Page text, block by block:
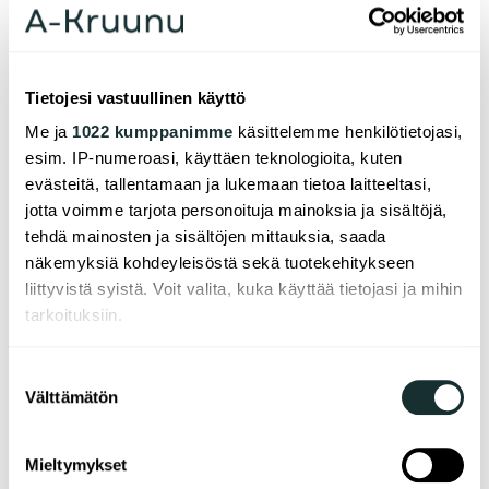
Tietojesi vastuullinen käyttö
Me ja 1022 kumppanimme käsittelemme henkilötietojasi,
esim. IP-numeroasi, käyttäen teknologioita, kuten
evästeitä, tallentamaan ja lukemaan tietoa laitteeltasi,
jotta voimme tarjota personoituja mainoksia ja sisältöjä,
tehdä mainosten ja sisältöjen mittauksia, saada
näkemyksiä kohdeyleisöstä sekä tuotekehitykseen
liittyvistä syistä. Voit valita, kuka käyttää tietojasi ja mihin
tarkoituksiin.
Kerätä tietoja maantieteellisestä sijainnistasi,
ominaispiirteitä aktiivisesti (sormenjäljen
valinta
Välttämätön
Mieltymykset
own operator.
vuokraus
vuokraus@a-kruu­nu.fi
Tel. 0207 207 100
Mon – Fri 12.00 – 14.30
Calling us costs the equivalent of the caller's mobile
network or local network rate specified by their
own operator.
Linkit
View brochure (FI)